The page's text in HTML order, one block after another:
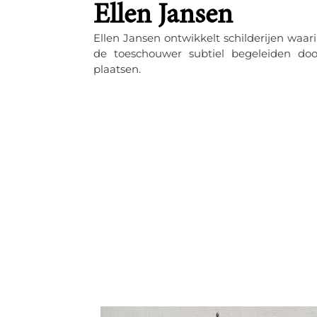
Ellen Jansen
Ellen Jansen ontwikkelt schilderijen
de toeschouwer subtiel begeleiden
plaatsen.